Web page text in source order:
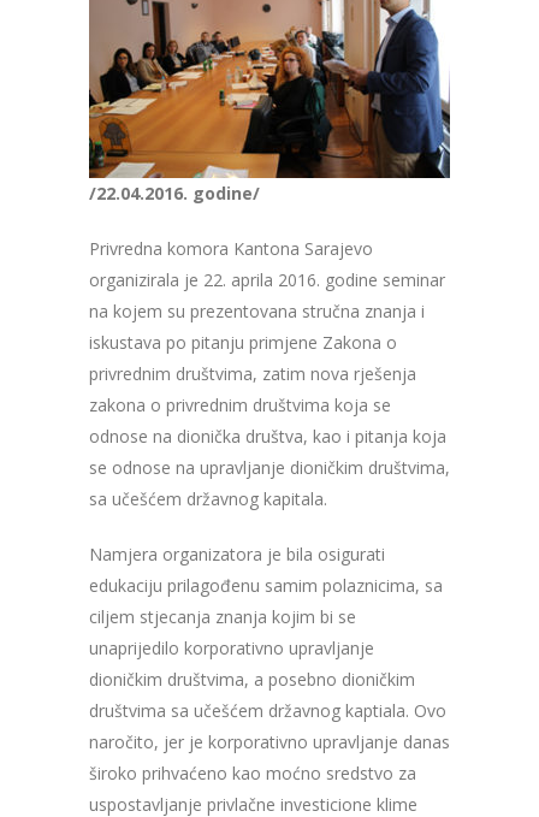
/22.04.2016. godine/
Privredna komora Kantona Sarajevo
organizirala je 22. aprila 2016. godine seminar
na kojem su prezentovana stručna znanja i
iskustava po pitanju primjene Zakona o
privrednim društvima, zatim nova rješenja
zakona o privrednim društvima koja se
odnose na dionička društva, kao i pitanja koja
se odnose na upravljanje dioničkim društvima,
sa učešćem državnog kapitala.
Namjera organizatora je bila osigurati
edukaciju prilagođenu samim polaznicima, sa
ciljem stjecanja znanja kojim bi se
unaprijedilo korporativno upravljanje
dioničkim društvima, a posebno dioničkim
društvima sa učešćem državnog kaptiala. Ovo
naročito, jer je korporativno upravljanje danas
široko prihvaćeno kao moćno sredstvo za
uspostavljanje privlačne investicione klime